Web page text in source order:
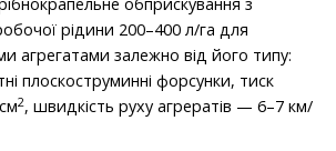
обприскування з
рідини 200–400 л/га для
агрегатами залежно від його типу:
плоскоструминні форсунки, тиск
2, швидкість руху агрератів — 6–7 км/